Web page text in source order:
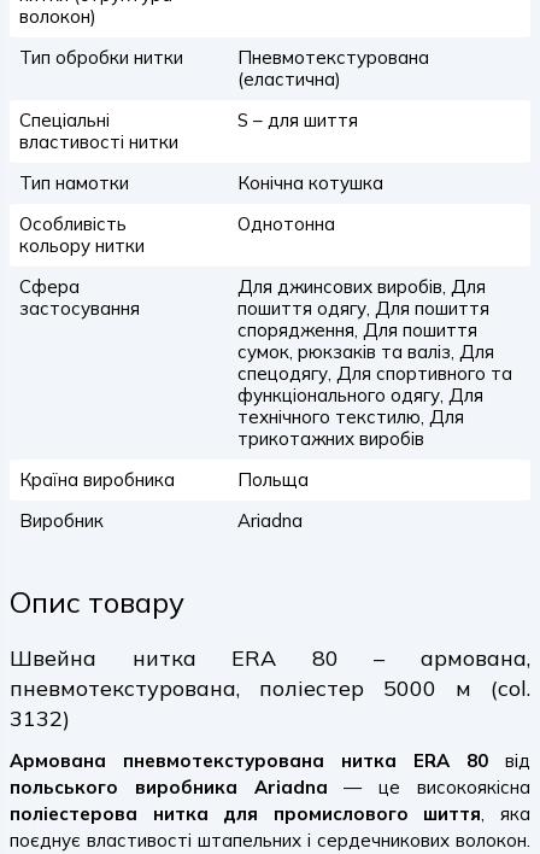
волокон)
Тип обробки нитки
Пневмотекстурована
(еластична)
Спеціальні
властивості нитки
S – для шиття
Тип намотки
Конічна котушка
Особливість
кольору нитки
Однотонна
Сфера
застосування
Для джинсових виробів, Для
пошиття одягу, Для пошиття
спорядження, Для пошиття
сумок, рюкзаків та валіз, Для
спецодягу, Для спортивного та
функціонального одягу, Для
технічного текстилю, Для
трикотажних виробів
Країна виробника
Польща
Виробник
Ariadna
Опис товару
Швейна нитка ERA 80 – армована,
пневмотекстурована, поліестер 5000 м (col.
3132)
Армована пневмотекстурована нитка ERA 80 від
польського виробника Ariadna — це високоякісна
поліестерова нитка для промислового шиття, яка
поєднує властивості штапельних і сердечникових волокон.